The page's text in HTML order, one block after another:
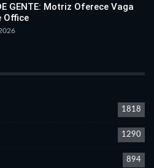
GENTE: Motriz Oferece Vaga
Office
1818
1290
894